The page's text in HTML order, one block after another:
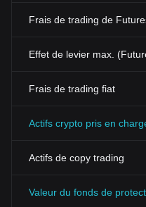
Frais de trading de
Effet de levier max.
Frais de trading fiat
Actifs crypto pris en
Actifs de copy trading
Valeur du fonds de